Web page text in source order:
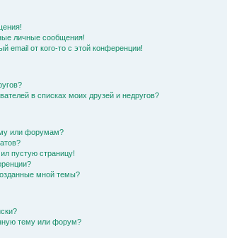
личные сообщения!
email от кого-то с этой конференции!
в списках моих друзей и недругов?
или форумам?
пустую страницу!
мной темы?
тему или форум?